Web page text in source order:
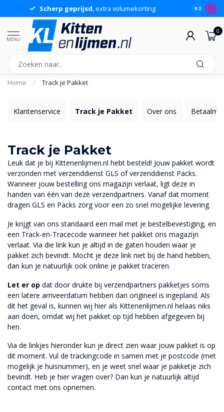
Scherp geprijsd, extra volumekorting 9.2
MENU
0
Home / Track je Pakket
Klantenservice Track je Pakket Over ons
Track je Pakket
Leuk dat je bij Kittenenlijmen.nl hebt besteld! Jouw pakket wordt
verzonden met verzenddienst GLS of verzenddienst Packs.
Wanneer jouw bestelling ons magazijn verlaat, ligt deze in
handen van één van deze verzendpartners. Vanaf dat moment
dragen GLS en Packs zorg voor een zo snel mogelijke levering.
Je krijgt van ons standaard een mail met je bestelbevestiging, en
een Track-en-Tracecode wanneer het pakket ons magazijn
verlaat. Via die link kun je altijd in de gaten houden waar je
pakket zich bevindt. Mocht je deze link niet bij de hand hebben,
dan kun je natuurlijk ook online je pakket traceren.
Let er op dat door drukte bij verzendpartners pakketjes soms
een latere arriveerdatum hebben dan origineel is ingepland. Als
dit het geval is, kunnen wij hier als Kittenenlijmen.nl helaas niks
aan doen, omdat wij het pakket op tijd hebben afgegeven bij
hen.
Via de linkjes hieronder kun je direct zien waar jouw pakket is op
dit moment. Vul de trackingcode in samen met je postcode (met
mogelijk je huisnummer), en je weet snel waar je pakketje zich
bevindt. Heb je hier vragen over? Dan kun je natuurlijk altijd
contact met ons opnemen.